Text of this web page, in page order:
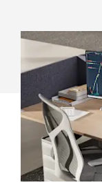
AU
SERVICE